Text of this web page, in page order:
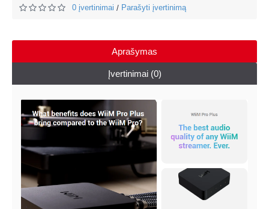
0 įvertinimai / Parašyti įvertinimą
Aprašymas
Įvertinimai (0)